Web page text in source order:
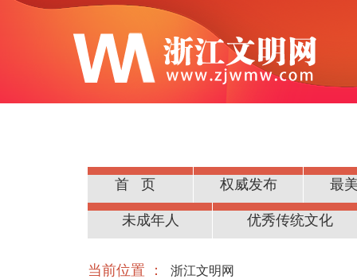
首页 权威发布 最
公民道德
未成年人 优秀传统文化
当前位置 ： 浙江文明网